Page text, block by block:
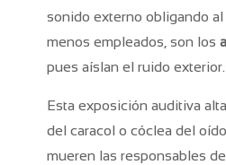
sonido externo obligando
menos empleados, son los
pues aíslan el ruido exterior.
Esta exposición auditiva
del caracol o cóclea del
mueren las responsables